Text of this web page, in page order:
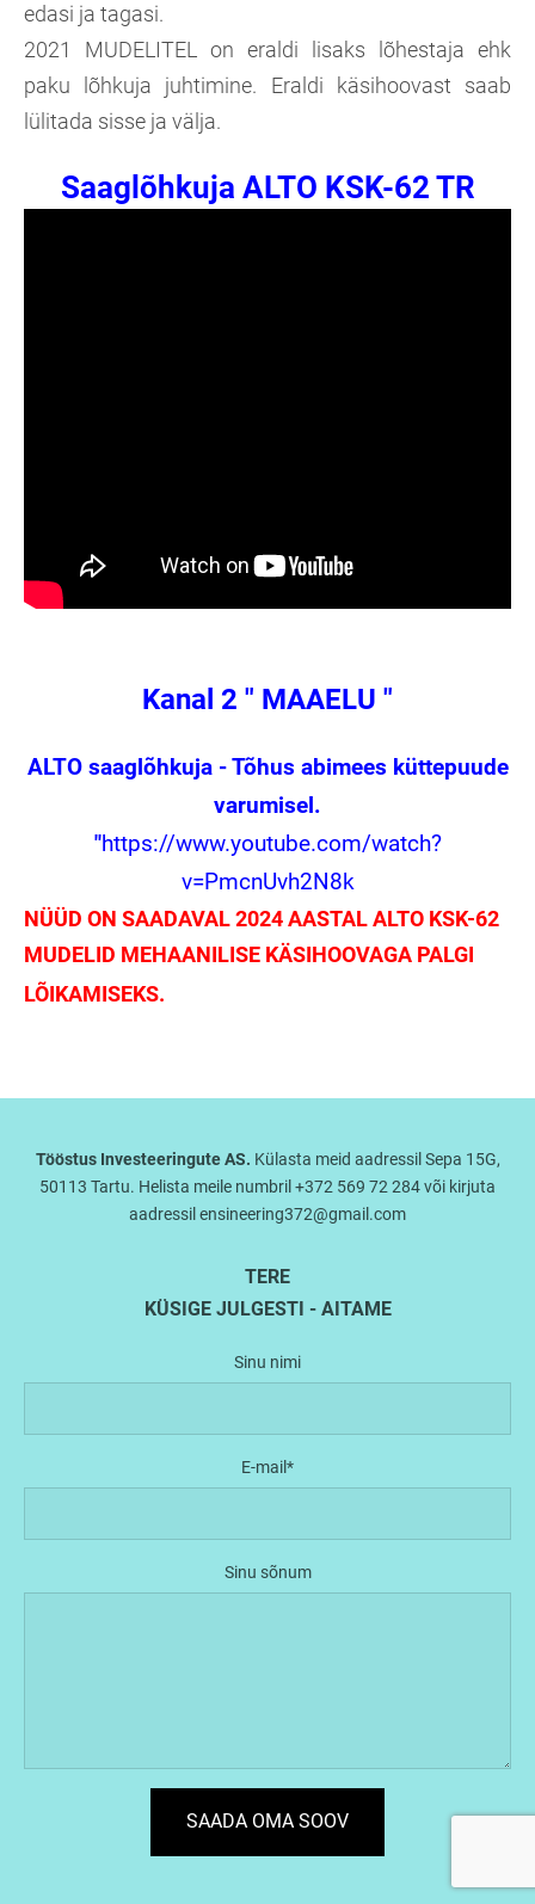
edasi ja tagasi.
2021 MUDELITEL on eraldi lisaks lõhestaja ehk
paku lõhkuja juhtimine. Eraldi käsihoovast saab
lülitada sisse ja välja.
Saaglõhkuja ALTO KSK-62 TR
Kanal 2 " MAAELU "
ALTO saaglõhkuja - Tõhus abimees küttepuude
varumisel.
"https://www.youtube.com/watch?
v=PmcnUvh2N8k
NÜÜD ON SAADAVAL 2024 AASTAL ALTO KSK-62
MUDELID MEHAANILISE KÄSIHOOVAGA PALGI
LÕIKAMISEKS.
Tööstus Investeeringute AS. Külasta meid aadressil Sepa 15G,
50113 Tartu. Helista meile numbril +372 569 72 284 või kirjuta
aadressil ensineering372@gmail.com
TERE
KÜSIGE JULGESTI - AITAME
Sinu nimi
E-mail
Sinu sõnum